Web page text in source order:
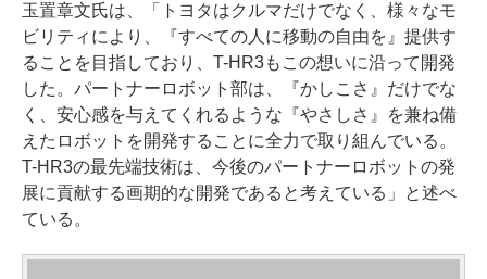
玉置章文氏は、「トヨタはクルマだけでなく、様々なモ
ビリティにより、『すべての人に移動の自由を』提供す
ることを目指しており、T-HR3もこの想いに沿って開発
した。パートナーロボット部は、『かしこさ』だけでな
く、安心感を与えてくれるような『やさしさ』を兼ね備
えたロボットを開発することに全力で取り組んでいる。
T-HR3の最先端技術は、今後のパートナーロボットの発
展に貢献する画期的な開発であると考えている」と述べ
ている。